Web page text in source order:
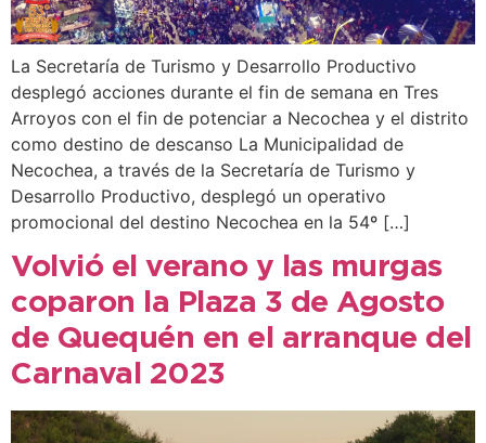
La Secretaría de Turismo y Desarrollo Productivo
desplegó acciones durante el fin de semana en Tres
Arroyos con el fin de potenciar a Necochea y el distrito
como destino de descanso La Municipalidad de
Necochea, a través de la Secretaría de Turismo y
Desarrollo Productivo, desplegó un operativo
promocional del destino Necochea en la 54º […]
Volvió el verano y las murgas
coparon la Plaza 3 de Agosto
de Quequén en el arranque del
Carnaval 2023